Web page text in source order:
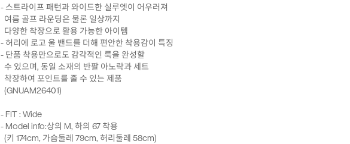
- 스트라이프 패턴과 와이드한 실루엣이 어우러져
여름 골프 라운딩은 물론 일상까지
다양한 착장으로 활용 가능한 아이템
- 허리에 로고 울 밴드를 더해 편안한 착용감이 특징
- 단품 착용만으로도 감각적인 룩을 완성할
수 있으며, 동일 소재의 반팔 아노락과 세트
착장하여 포인트를 줄 수 있는 제품
(GNUAM26401)
- FIT : Wide
- Model info:상의 M, 하의 67 착용
(키 174cm, 가슴둘레 79cm, 허리둘레 58cm)